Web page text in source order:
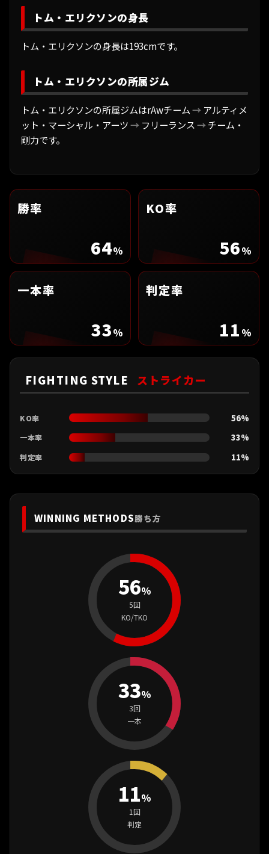
トム・エリクソンの身長
トム・エリクソンの身長は193cmです。
トム・エリクソンの所属ジム
トム・エリクソンの所属ジムはrAwチーム→ アルティメ
ット・マーシャル・アーツ→ フリーランス→チーム・
剛力です。
勝率
64%
KO率
56%
一本率
33%
判定率
11 %
FIGHTING STYLE ストライカー
KO率 56%
一本率 33%
判定率 11%
WINNING METHODS勝ち方
56%
5回
KO/TKO
33%
3回
一本
11%
1回
判定